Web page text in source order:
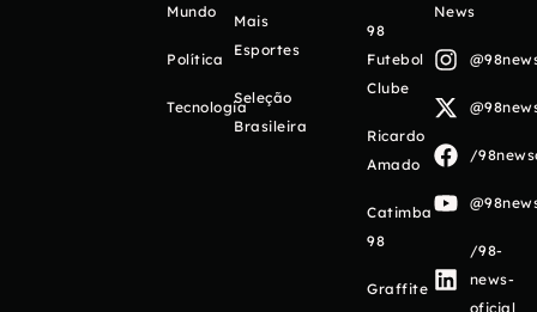
Mundo
Política
Tecnologia
Mais
Esportes
Seleção
Brasileira
98
Futebol
Clube
Ricardo
Amado
Catimba
98
Graffite
News
/
/98-
news-
oficial